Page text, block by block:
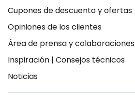
Cupones de descuento y ofertas
Opiniones de los clientes
Área de prensa y colaboraciones
Inspiración | Consejos técnicos
Noticias